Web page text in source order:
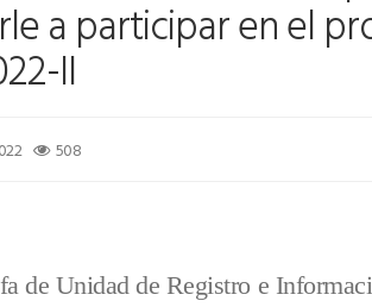
a participar en el
II
508
de Unidad de Registro e